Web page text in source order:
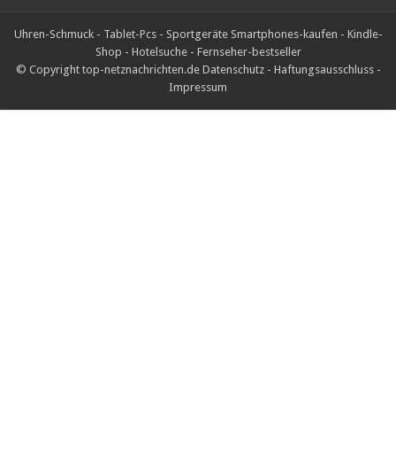
Uhren-Schmuck- Tablet-Pcs- Sportgeräte Smartphones-kaufen - Kindle-
Shop - Hotelsuche- Fernseher-bestseller
© Copyright top-netznachrichten.de Datenschutz- Haftungsausschluss-
Impressum